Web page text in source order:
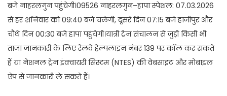
बजे नाहरलगुन पहुंचेगी।09526 नाहरलगुन–हापा स्पेशल: 07.03.2026
से हर शनिवार को 09:40 बजे चलेगी, दूसरे दिन 07:15 बजे हाजीपुर और
चौथे दिन 00:30 बजे हापा पहुंचेगी।यात्री ट्रेन संचालन से जुड़ी किसी भी
ताजा जानकारी के लिए रेलवे हेल्पलाइन नंबर 139 पर कॉल कर सकते
हैं या नेशनल ट्रेन इंक्वायरी सिस्टम (NTES) की वेबसाइट और मोबाइल
ऐप से जानकारी ले सकते हैं।